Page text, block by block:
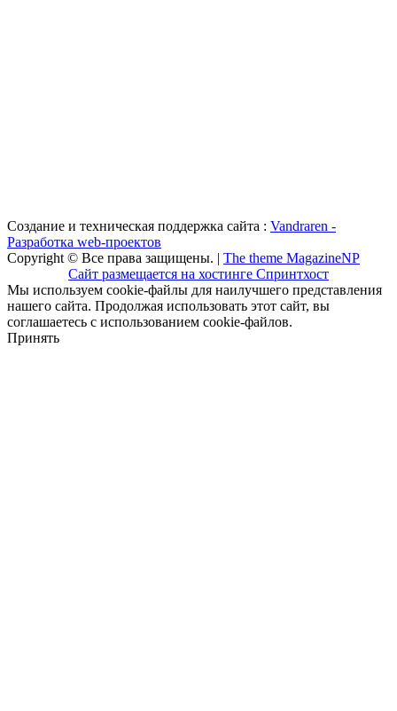
Создание и техническая поддержка сайта : Vandraren -
Разработка web-проектов
Copyright © Все права защищены. | The theme MagazineNP
Сайт размещается на хостинге Спринтхост
Мы используем cookie-файлы для наилучшего представления
нашего сайта. Продолжая использовать этот сайт, вы
соглашаетесь с использованием cookie-файлов.
Принять